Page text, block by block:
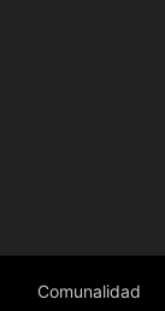
Comunalidad